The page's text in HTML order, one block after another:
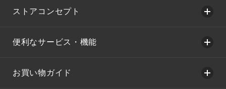
ストアコンセプト
便利なサービス・機能
お買い物ガイド